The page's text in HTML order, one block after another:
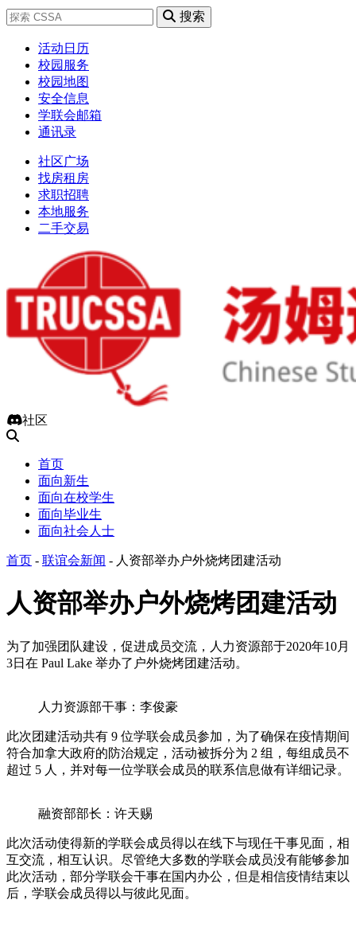
搜索
活动日历
校园服务
校园地图
安全信息
学联会邮箱
通讯录
社区广场
找房租房
求职招聘
本地服务
二手交易
社区
首页
面向新生
面向在校学生
面向毕业生
面向社会人士
首页 - 联谊会新闻 - 人资部举办户外烧烤团建活动
人资部举办户外烧烤团建活动
为了加强团队建设，促进成员交流，人力资源部于2020年10月
3日在 Paul Lake 举办了户外烧烤团建活动。
人力资源部干事：李俊豪
此次团建活动共有 9 位学联会成员参加，为了确保在疫情期间
符合加拿大政府的防治规定，活动被拆分为 2 组，每组成员不
超过 5 人，并对每一位学联会成员的联系信息做有详细记录。
融资部部长：许天赐
此次活动使得新的学联会成员得以在线下与现任干事见面，相
互交流，相互认识。尽管绝大多数的学联会成员没有能够参加
此次活动，部分学联会干事在国内办公，但是相信疫情结束以
后，学联会成员得以与彼此见面。